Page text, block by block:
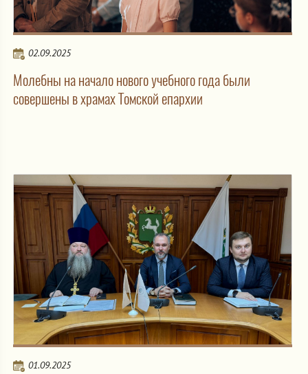
02.09.2025
Молебны на начало нового учебного года были
совершены в храмах Томской епархии
01.09.2025